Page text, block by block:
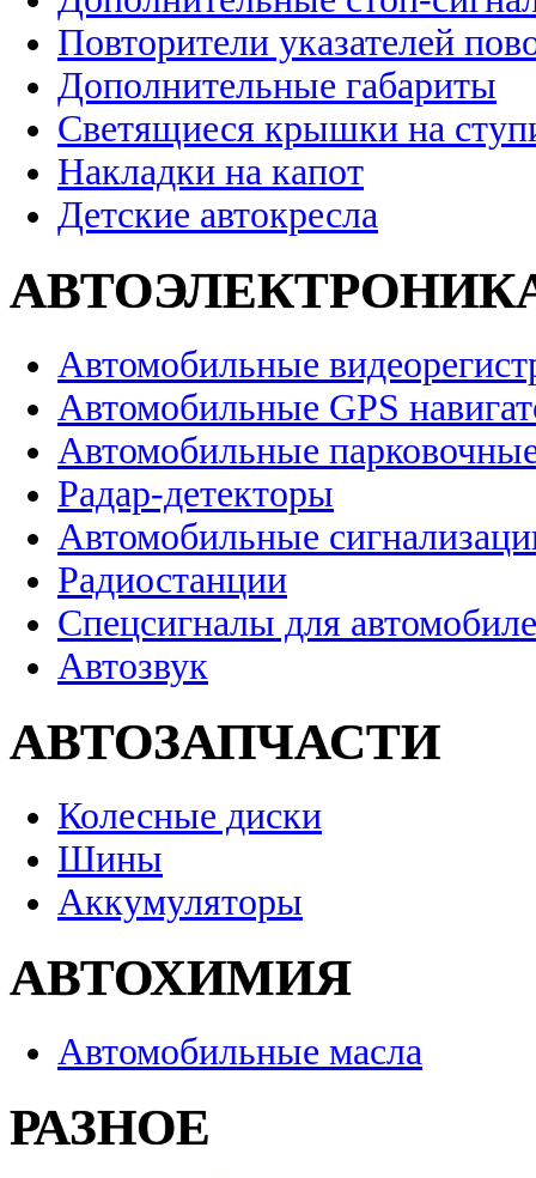
Повторители указателей
Дополнительные габариты
Светящиеся крышки на
Накладки на капот
Детские автокресла
Автомобильные
Автомобильные GPS
Автомобильные
Радар-детекторы
Автомобильные
Радиостанции
Спецсигналы для
Автозвук
АВТОЗАПЧАСТИ
Колесные диски
Шины
Аккумуляторы
АВТОХИМИЯ
Автомобильные масла
РАЗНОЕ